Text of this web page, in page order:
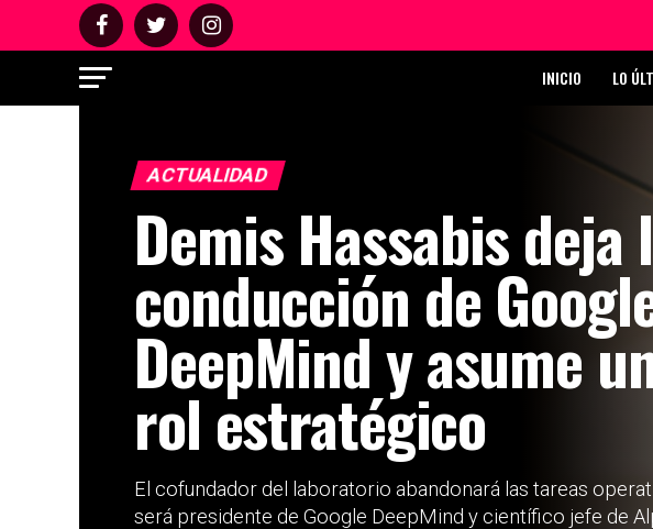
INICIO LO
ACTUALIDAD
Demis Hassabis deja
conducción de
DeepMind y asume
rol estratégico
El cofundador del laboratorio abandonará las tareas
será presidente de Google DeepMind y científico jefe de